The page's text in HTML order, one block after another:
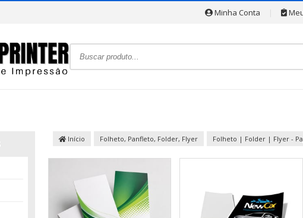
Minha Conta
Início Folheto, Panfleto, Folder, Flyer Folheto | Folder | Flyer -